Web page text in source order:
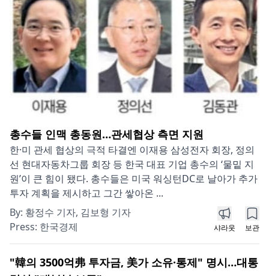
총수들 인맥 총동원…관세협상 측면 지원
한·미 관세 협상의 극적 타결엔 이재용 삼성전자 회장, 정의
선 현대자동차그룹 회장 등 한국 대표 기업 총수의 ‘물밑 지
원’이 큰 힘이 됐다. 총수들은 미국 워싱턴DC로 날아가 추가
투자 계획을 제시하고 그간 쌓아온 ...
By: 황정수 기자, 김보형 기자
Press: 한국경제 샤라웃 보관
"韓의 3500억弗 투자금, 美가 소유·통제" 명시…대통